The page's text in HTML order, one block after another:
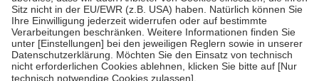
mit Ausnahme der Fahrkosten
• Untersuchungen zur Vorsorge und Früherkennung, die von der
GKV getragen werden
• empfohlenen Schutzimpfungen
• Harn- und Blutteststreifen